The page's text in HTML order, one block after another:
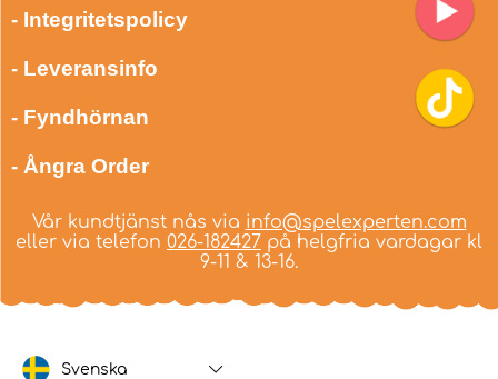
- Integritetspolicy
- Leveransinfo
- Fyndhörnan
- Ångra Order
Vår kundtjänst nås via info@spelexperten.com
eller via telefon 026-182427 på helgfria vardagar kl
9-11 & 13-16.
Svenska